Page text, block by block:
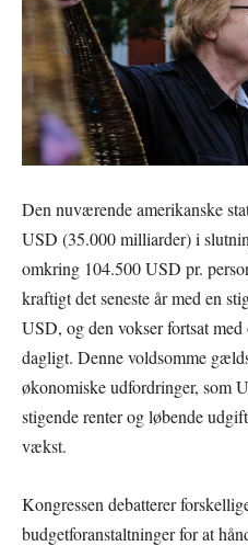
Den nuværende amerikanske
USD (35.000 milliarder) i
omkring 104.500 USD pr.
kraftigt det seneste år med en
USD, og den vokser fortsat
dagligt. Denne voldsomme
økonomiske udfordringer, som
stigende renter og løbende
vækst.
Kongressen debatterer
budgetforanstaltninger for at